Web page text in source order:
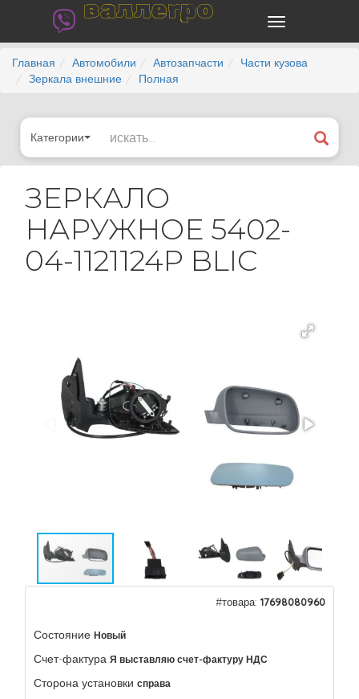
валлегро
Главная Автомобили Автозапчасти
Части кузова
Зеркала внешние
Полная
Категории
ЗЕРКАЛО
НАРУЖНОЕ 5402-
04-1121124P BLIC
#товара: 17698080960
Состояние Новый
Счет-фактура Я выставляю счет-фактуру НДС
Сторона установки справа